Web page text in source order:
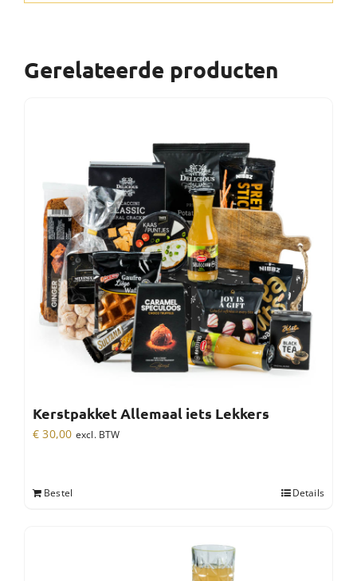
Gerelateerde producten
Kerstpakket Allemaal iets Lekkers
€ 30,00 excl. BTW
Bestel Details